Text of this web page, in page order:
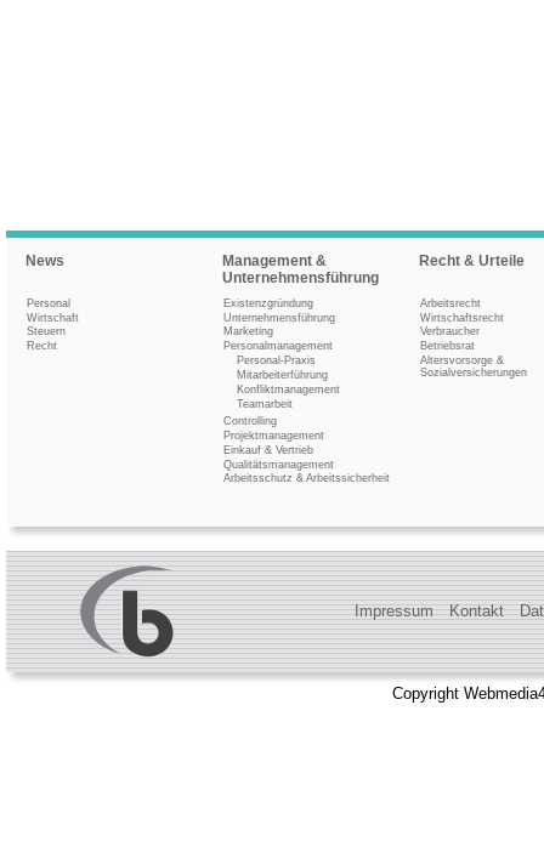
News
Personal
Wirtschaft
Steuern
Recht
Management &
Unternehmensführung
Existenzgründung
Unternehmensführung
Marketing
Personalmanagement
Personal-Praxis
Mitarbeiterführung
Konfliktmanagement
Teamarbeit
Controlling
Projektmanagement
Einkauf & Vertrieb
Qualitätsmanagement
Arbeitsschutz & Arbeitssicherheit
Recht & Urteile
Arbeitsrecht
Wirtschaftsrecht
Verbraucher
Betriebsrat
Altersvorsorge &
Sozialversicherungen
Impressum Kontakt
Copyright